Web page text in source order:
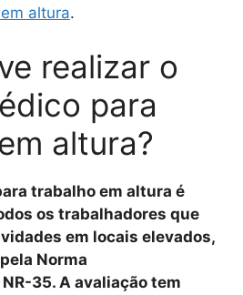
altura.
realizar o
para
altura?
trabalho em altura é
os trabalhadores que
em locais elevados,
Norma
35. A avaliação tem